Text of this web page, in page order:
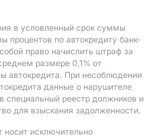
в условленный срок суммы
процентов по автокредиту банк-
право начислить штраф за
размере 0,1% от
автокредита. При несоблюдении
данные о нарушителе
специальный реестр должников и
для взыскания задолженности.
носит исключительно